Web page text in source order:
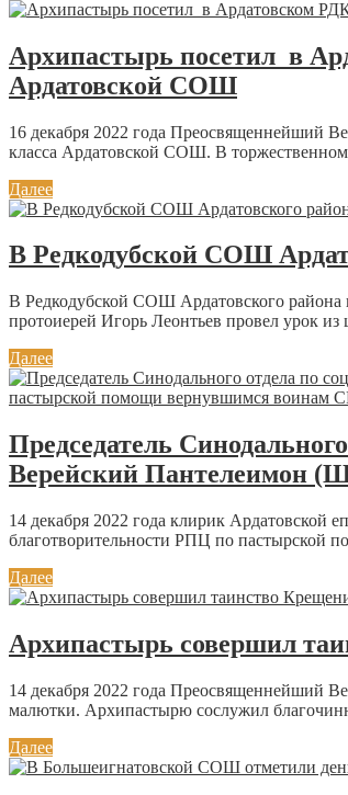
Архипастырь посетил в
Ардатовской СОШ
16 декабря 2022 года Преосвященнейший
класса Ардатовской СОШ. В торжественном
Далее
В Редкодубской СОШ
В Редкодубской СОШ Ардатовского района
протоиерей Игорь Леонтьев провел урок
Далее
Председатель
Верейский Пантелеимон
14 декабря 2022 года клирик Ардатовской
благотворительности РПЦ по пастырской
Далее
Архипастырь совершил
14 декабря 2022 года Преосвященнейший
малютки. Архипастырю сослужил
Далее